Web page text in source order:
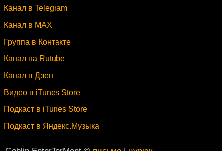
Канал в Telegram
Канал в MAX
Группа в Контакте
Канал на Rutube
Канал в Дзен
Видео в iTunes Store
Подкаст в iTunes Store
Подкаст в Яндекс.Музыка